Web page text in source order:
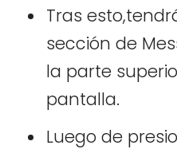
Tras
sección de
la parte
pantalla.
Luego de